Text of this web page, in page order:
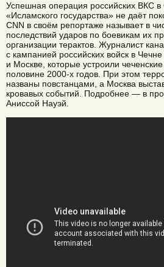
Успешная операция российских ВКС в
«Исламского государства» не даёт
CNN в своём репортаже называет в
последствий ударов по боевикам их
организации терактов. Журналист
с кампанией российских войск в
и Москве, которые устроили
половине 2000-х годов. При этом
названы повстанцами, а Москва
кровавых событий. Подробнее — в
Аниссой Науэй.